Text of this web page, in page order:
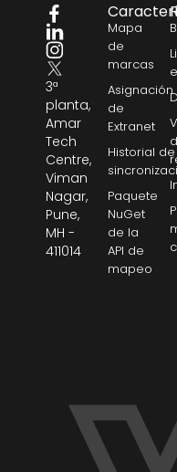
3ª
planta,
Amar
Tech
Centre,
Viman
Nagar,
Pune,
MH -
411014
Mapa
de
marcas
Asignación
de
Extranet
Historial de
Paquete
NuGet
de la
API de
mapeo